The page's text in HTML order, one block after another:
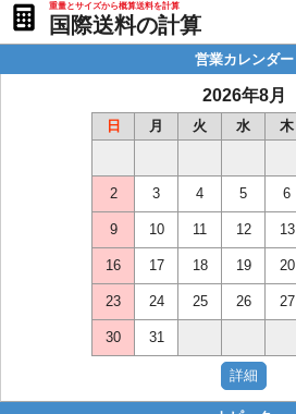
重量とサイズから概算送料を計算
国際送料の計算
営業カレンダー
2026年8月
日 月 火 水 木
2 3 4 5 6
9 10 11 12 13
16 17 18 19 20
23 24 25 26 27
30 31